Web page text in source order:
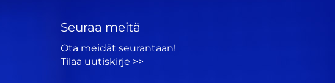
Seuraa meitä
Ota meidät seurantaan!
Tilaa uutiskirje >>